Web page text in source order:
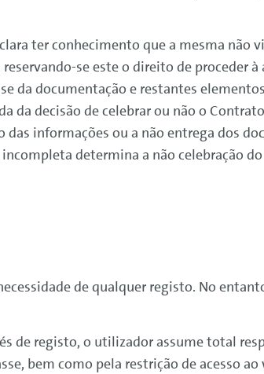
ter conhecimento que a mesma não
se este o direito de proceder
da documentação e restantes
da decisão de celebrar ou não o
informações ou a não entrega dos
determina a não celebração
de qualquer registo. No
de registo, o utilizador assume total
bem como pela restrição de acesso